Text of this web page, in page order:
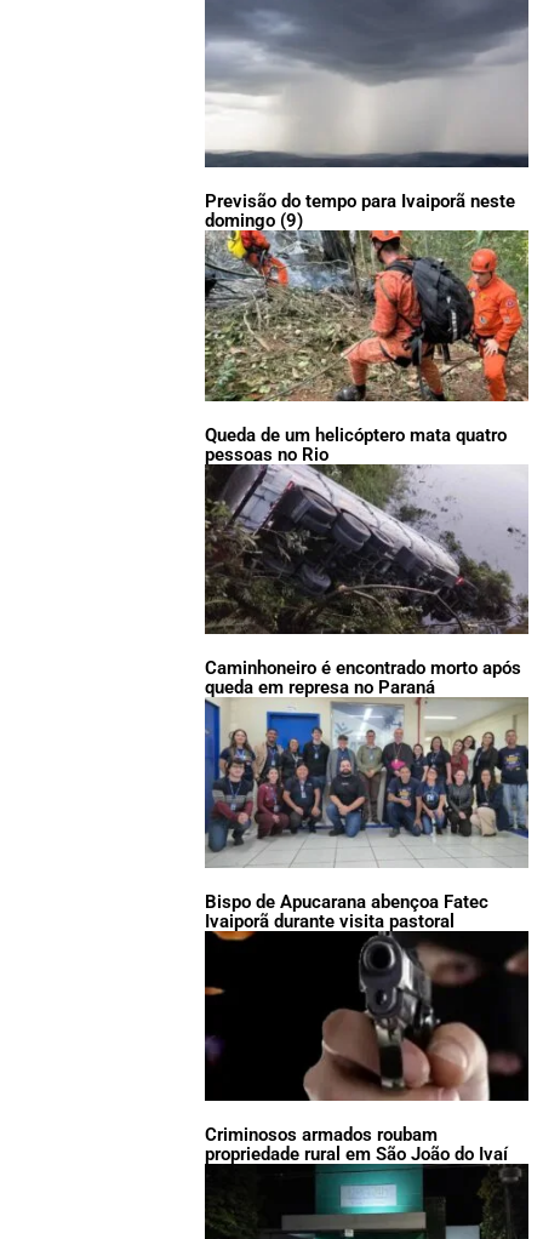
Previsão do tempo para Ivaiporã neste
domingo (9)
Queda de um helicóptero mata quatro
pessoas no Rio
Caminhoneiro é encontrado morto após
queda em represa no Paraná
Bispo de Apucarana abençoa Fatec
Ivaiporã durante visita pastoral
Criminosos armados roubam
propriedade rural em São João do Ivaí